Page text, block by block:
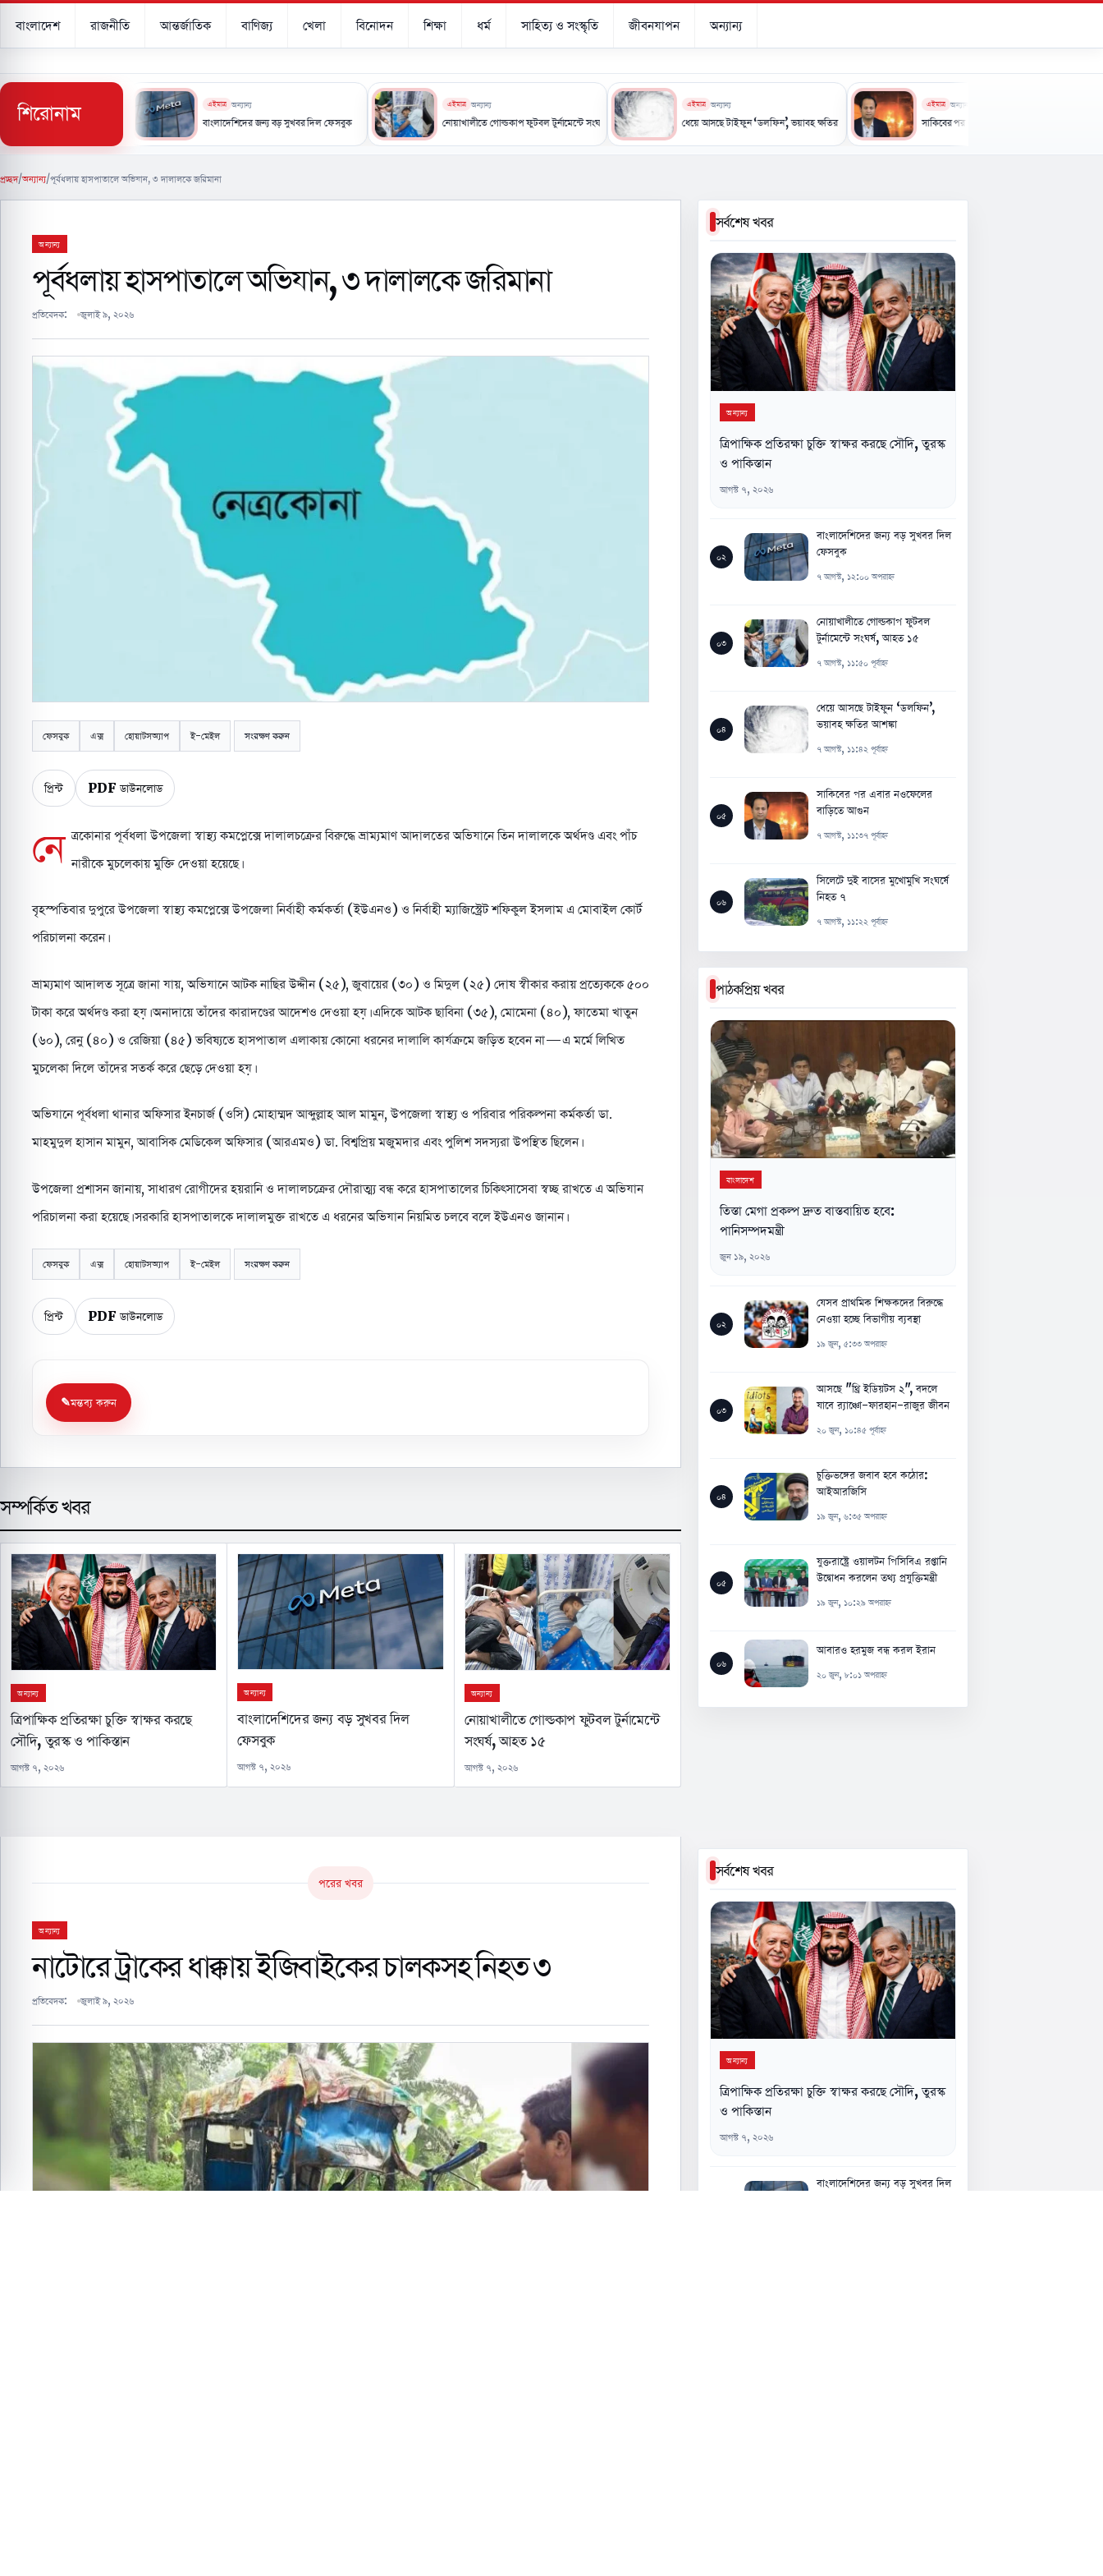
বাংলাদেশ রাজনীতি আন্তর্জাতিক বাণিজ্য খেলা বিনোদন শিক্ষা ধর্ম সাহিত্য ও সংস্কৃতি জীবনযাপন অন্যান্য
শিরোনাম
করছে সৌদি, তুরস্ক ও পাকিস্তান
এইমাত্র অন্যান্য
বাংলাদেশিদের জন্য বড় সুখবর দিল ফেসবুক
এইমাত্র অন্যান্য
নোয়াখালীতে গোল্ডকাপ ফুটবল টুর্নামেন্টে সংঘর্ষ, আহত ১৫ ধেয়ে আসছে টাইফুন ‘ডলফিন’, ভয়াবহ ক্ষতির আশঙ্কা
এইমাত্র অন্যান্য
সাকিবের পর এবার নওফেলের বাড়িতে আগুন
প্রচ্ছদ/অন্যান্য/পূর্বধলায় হাসপাতালে অভিযান, ৩ দালালকে জরিমানা
অন্যান্য
পূর্বধলায় হাসপাতালে অভিযান, ৩ দালালকে জরিমানা
প্রতিবেদক: জুলাই ৯, ২০২৬
ফেসবুক এক্স হোয়াটসঅ্যাপ ই-মেইল সংরক্ষণ করুন
প্রিন্ট PDF ডাউনলোড
নে ত্রকোনার পূর্বধলা উপজেলা স্বাস্থ্য কমপ্লেক্সে দালালচক্রের বিরুদ্ধে ভ্রাম্যমাণ আদালতের অভিযানে তিন দালালকে অর্থদণ্ড এবং পাঁচ
নারীকে মুচলেকায় মুক্তি দেওয়া হয়েছে।
বৃহস্পতিবার দুপুরে উপজেলা স্বাস্থ্য কমপ্লেক্সে উপজেলা নির্বাহী কর্মকর্তা (ইউএনও) ও নির্বাহী ম্যাজিস্ট্রেট শফিকুল ইসলাম এ মোবাইল কোর্ট
পরিচালনা করেন।
ভ্রাম্যমাণ আদালত সূত্রে জানা যায়, অভিযানে আটক নাছির উদ্দীন (২৫), জুবায়ের (৩০) ও মিদুল (২৫) দোষ স্বীকার করায় প্রত্যেককে ৫০০
টাকা করে অর্থদণ্ড করা হয়। অনাদায়ে তাঁদের কারাদণ্ডের আদেশও দেওয়া হয়। এদিকে আটক ছাবিনা (৩৫), মোমেনা (৪০), ফাতেমা খাতুন
(৬০), রেনু (৪০) ও রেজিয়া (৪৫) ভবিষ্যতে হাসপাতাল এলাকায় কোনো ধরনের দালালি কার্যক্রমে জড়িত হবেন না—এ মর্মে লিখিত
মুচলেকা দিলে তাঁদের সতর্ক করে ছেড়ে দেওয়া হয়।
অভিযানে পূর্বধলা থানার অফিসার ইনচার্জ (ওসি) মোহাম্মদ আব্দুল্লাহ আল মামুন, উপজেলা স্বাস্থ্য ও পরিবার পরিকল্পনা কর্মকর্তা ডা.
মাহমুদুল হাসান মামুন, আবাসিক মেডিকেল অফিসার (আরএমও) ডা. বিশ্বপ্রিয় মজুমদার এবং পুলিশ সদস্যরা উপস্থিত ছিলেন।
উপজেলা প্রশাসন জানায়, সাধারণ রোগীদের হয়রানি ও দালালচক্রের দৌরাত্ম্য বন্ধ করে হাসপাতালের চিকিৎসাসেবা স্বচ্ছ রাখতে এ অভিযান
পরিচালনা করা হয়েছে। সরকারি হাসপাতালকে দালালমুক্ত রাখতে এ ধরনের অভিযান নিয়মিত চলবে বলে ইউএনও জানান।
ফেসবুক এক্স হোয়াটসঅ্যাপ ই-মেইল সংরক্ষণ করুন
প্রিন্ট PDF ডাউনলোড
মন্তব্য করুন
সম্পর্কিত খবর
অন্যান্য
ত্রিপাক্ষিক প্রতিরক্ষা চুক্তি স্বাক্ষর করছে
সৌদি, তুরস্ক ও পাকিস্তান
আগস্ট ৭, ২০২৬
অন্যান্য
বাংলাদেশিদের জন্য বড় সুখবর দিল
ফেসবুক
আগস্ট ৭, ২০২৬
অন্যান্য
নোয়াখালীতে গোল্ডকাপ ফুটবল টুর্নামেন্টে
সংঘর্ষ, আহত ১৫
আগস্ট ৭, ২০২৬
সর্বশেষ খবর
অন্যান্য
ত্রিপাক্ষিক প্রতিরক্ষা চুক্তি স্বাক্ষর করছে সৌদি, তুরস্ক
ও পাকিস্তান
আগস্ট ৭, ২০২৬
০২
বাংলাদেশিদের জন্য বড় সুখবর দিল
ফেসবুক
৭ আগস্ট, ১২:০০ অপরাহ্ন
০৩
নোয়াখালীতে গোল্ডকাপ ফুটবল
টুর্নামেন্টে সংঘর্ষ, আহত ১৫
৭ আগস্ট, ১১:৫০ পূর্বাহ্ন
০৪
ধেয়ে আসছে টাইফুন ‘ডলফিন’,
ভয়াবহ ক্ষতির আশঙ্কা
৭ আগস্ট, ১১:৪২ পূর্বাহ্ন
০৫
সাকিবের পর এবার নওফেলের
বাড়িতে আগুন
৭ আগস্ট, ১১:৩৭ পূর্বাহ্ন
০৬
সিলেটে দুই বাসের মুখোমুখি সংঘর্ষে
নিহত ৭
৭ আগস্ট, ১১:২২ পূর্বাহ্ন
পাঠকপ্রিয় খবর
বাংলাদেশ
তিস্তা মেগা প্রকল্প দ্রুত বাস্তবায়িত হবে:
পানিসম্পদমন্ত্রী
জুন ১৯, ২০২৬
০২
যেসব প্রাথমিক শিক্ষকদের বিরুদ্ধে
নেওয়া হচ্ছে বিভাগীয় ব্যবস্থা
১৯ জুন, ৫:৩৩ অপরাহ্ন
০৩
আসছে "থ্রি ইডিয়টস ২", বদলে
যাবে র‍্যাঞ্চো-ফারহান-রাজুর জীবন
২০ জুন, ১০:৪৫ পূর্বাহ্ন
০৪
চুক্তিভঙ্গের জবাব হবে কঠোর:
আইআরজিসি
১৯ জুন, ৬:৩৫ অপরাহ্ন
০৫
যুক্তরাষ্ট্রে ওয়ালটন পিসিবিএ রপ্তানি
উদ্বোধন করলেন তথ্য প্রযুক্তিমন্ত্রী
১৯ জুন, ১০:২৯ অপরাহ্ন
০৬
আবারও হরমুজ বন্ধ করল ইরান
২০ জুন, ৮:০১ অপরাহ্ন
পরের খবর
অন্যান্য
নাটোরে ট্রাকের ধাক্কায় ইজিবাইকের চালকসহ নিহত ৩
প্রতিবেদক: জুলাই ৯, ২০২৬
সর্বশেষ খবর
অন্যান্য
ত্রিপাক্ষিক প্রতিরক্ষা চুক্তি স্বাক্ষর করছে সৌদি, তুরস্ক
ও পাকিস্তান
আগস্ট ৭, ২০২৬
বাংলাদেশিদের জন্য বড় সুখবর দিল